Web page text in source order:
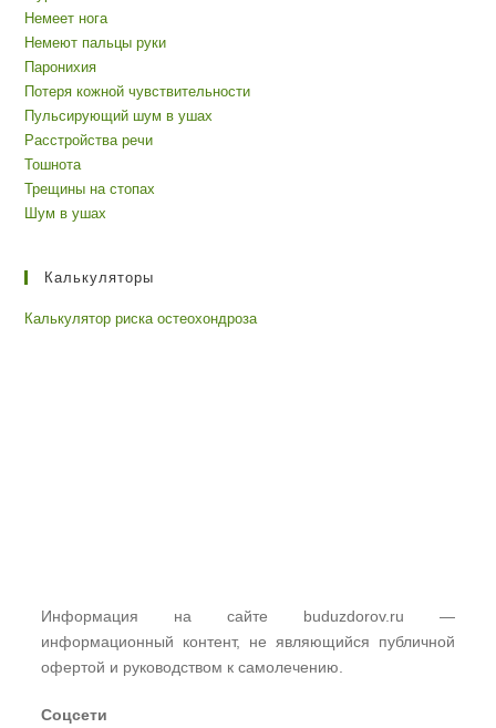
Немеет нога
Немеют пальцы руки
Паронихия
Потеря кожной чувствительности
Пульсирующий шум в ушах
Расстройства речи
Тошнота
Трещины на стопах
Шум в ушах
Калькуляторы
Калькулятор риска остеохондроза
Информация на сайте buduzdorov.ru —
информационный контент, не являющийся публичной
офертой и руководством к самолечению.
Соцсети